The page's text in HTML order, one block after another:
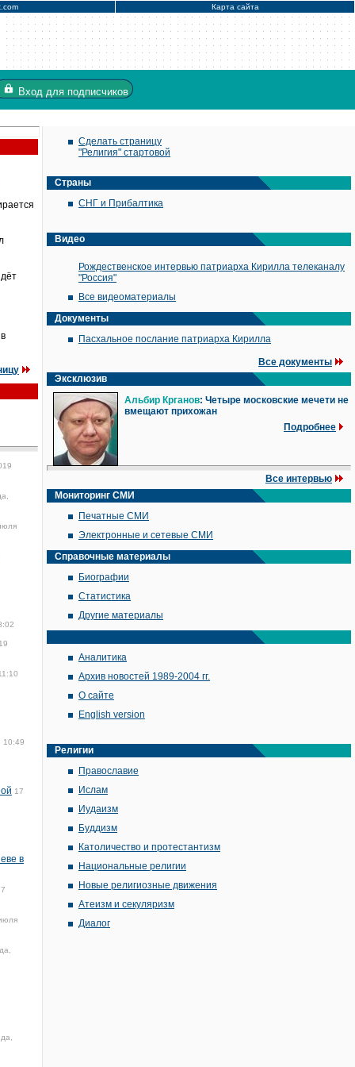
Карта сайта
Вход для подписчиков
10:49
17
в
Сделать страницу
"Религия" стартовой
Страны
СНГ и Прибалтика
Видео
Рождественское интервью патриарха Кирилла телеканалу
"Россия"
Все видеоматериалы
Документы
Пасхальное послание патриарха Кирилла
Все документы
Эксклюзив
Альбир Крганов: Четыре московские мечети не
вмещают прихожан
Подробнее
Все интервью
Мониторинг СМИ
Печатные СМИ
Электронные и сетевые СМИ
Справочные материалы
Биографии
Статистика
Другие материалы
Аналитика
Архив новостей 1989-2004 гг.
О сайте
English version
Религии
Православие
Ислам
Иудаизм
Буддизм
Католичество и протестантизм
Национальные религии
Новые религиозные движения
Атеизм и секуляризм
Диалог